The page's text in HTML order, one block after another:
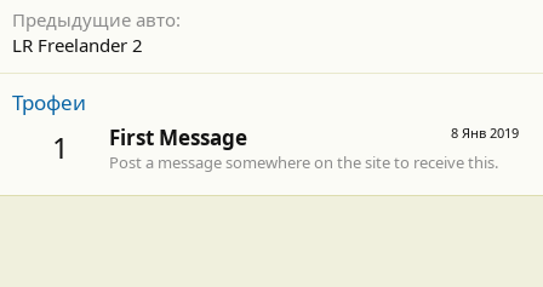
Предыдущие авто
LR Freelander 2
Трофеи
1 8 Янв 2019
First Message
Post a message somewhere on the site to receive this.